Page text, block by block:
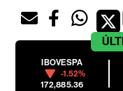
IBOVESPA
-1.52%
172,885.36